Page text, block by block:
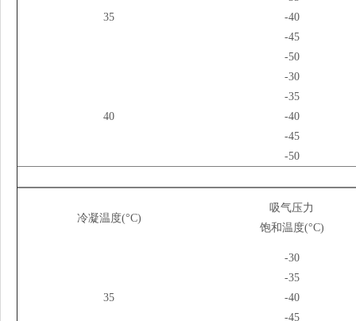
35
-40
-45
-50
40
-30
-35
-40
-45
-50
冷凝温度(°C)
吸气压力
饱和温度(°C)
35
-30
-35
-40
-45